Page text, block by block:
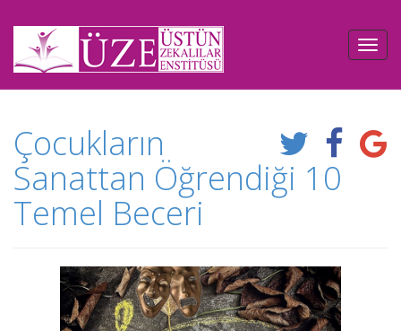
Çocukların
Sanattan Öğrendiği 10
Temel Beceri